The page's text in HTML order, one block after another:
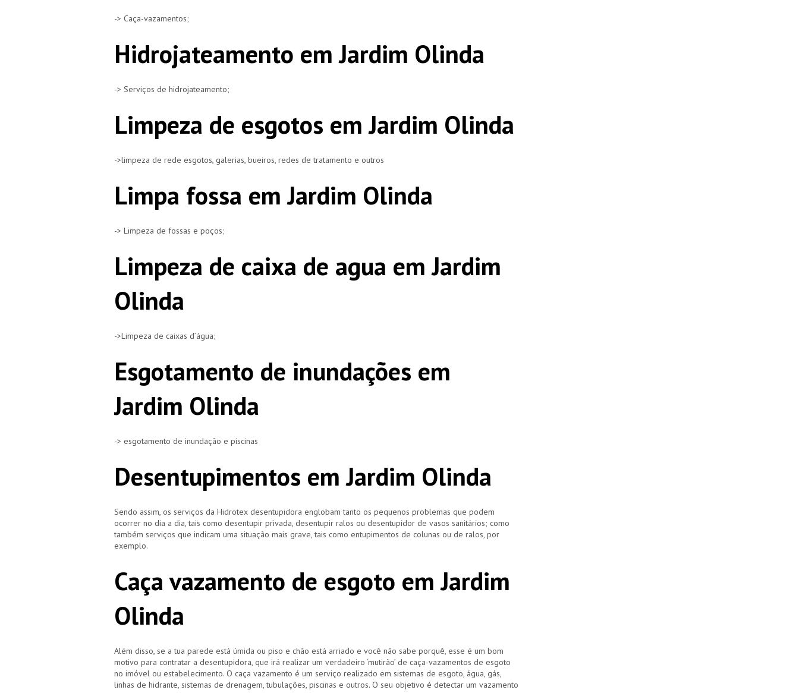
-> Caça-vazamentos;
Hidrojateamento em Jardim Olinda
-> Serviços de hidrojateamento;
Limpeza de esgotos em Jardim Olinda
->limpeza de rede esgotos, galerias, bueiros, redes de tratamento e outros
Limpa fossa em Jardim Olinda
-> Limpeza de fossas e poços;
Limpeza de caixa de agua em Jardim
Olinda
->Limpeza de caixas d’água;
Esgotamento de inundações em
Jardim Olinda
-> esgotamento de inundação e piscinas
Desentupimentos em Jardim Olinda
Sendo assim, os serviços da Hidrotex desentupidora englobam tanto os pequenos problemas que podem
ocorrer no dia a dia, tais como desentupir privada, desentupir ralos ou desentupidor de vasos sanitários; como
também serviços que indicam uma situação mais grave, tais como entupimentos de colunas ou de ralos, por
exemplo.
Caça vazamento de esgoto em Jardim
Olinda
Além disso, se a tua parede está úmida ou piso e chão está arriado e você não sabe porquê, esse é um bom
motivo para contratar a desentupidora, que irá realizar um verdadeiro ‘mutirão’ de caça-vazamentos de esgoto
no imóvel ou estabelecimento. O caça vazamento é um serviço realizado em sistemas de esgoto, água, gás,
linhas de hidrante, sistemas de drenagem, tubulações, piscinas e outros. O seu objetivo é detectar um vazamento